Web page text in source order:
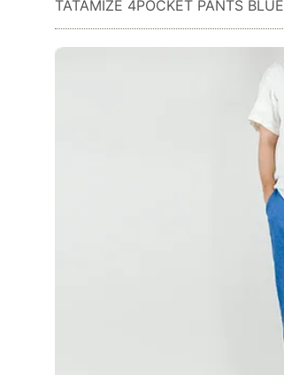
TATAMIZE 4POCKET PANTS BLUE